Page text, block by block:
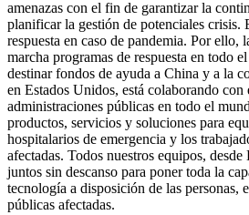
amenazas con el fin de garantizar la
planificar la gestión de potenciales crisis.
respuesta en caso de pandemia. Por ello,
marcha programas de respuesta en todo
destinar fondos de ayuda a China y a la
en Estados Unidos, está colaborando con
administraciones públicas en todo el
productos, servicios y soluciones para
hospitalarios de emergencia y los
afectadas. Todos nuestros equipos,
juntos sin descanso para poner toda la
tecnología a disposición de las personas,
públicas afectadas.